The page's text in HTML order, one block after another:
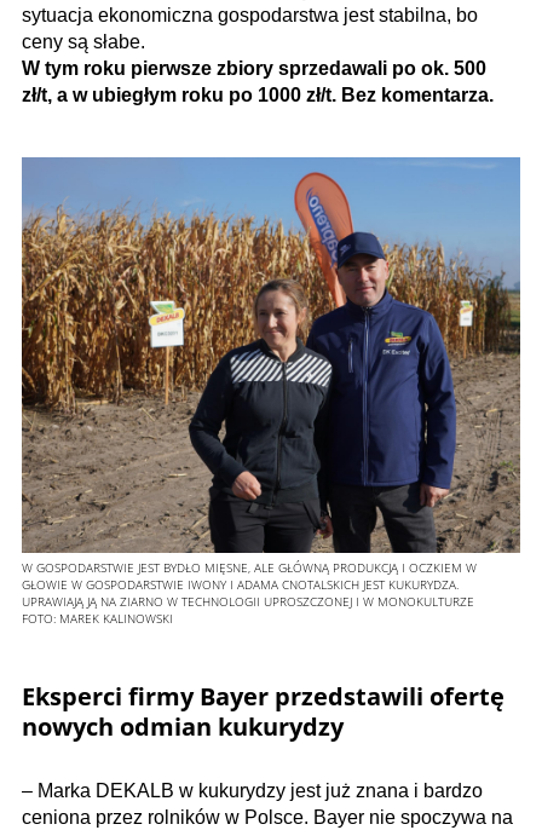
sytuacja ekonomiczna gospodarstwa jest stabilna, bo
ceny są słabe.
W tym roku pierwsze zbiory sprzedawali po ok. 500
zł/t, a w ubiegłym roku po 1000 zł/t. Bez komentarza.
W GOSPODARSTWIE JEST BYDŁO MIĘSNE, ALE GŁÓWNĄ PRODUKCJĄ I OCZKIEM W
GŁOWIE W GOSPODARSTWIE IWONY I ADAMA CNOTALSKICH JEST KUKURYDZA.
UPRAWIAJĄ JĄ NA ZIARNO W TECHNOLOGII UPROSZCZONEJ I W MONOKULTURZE
FOTO: MAREK KALINOWSKI
Eksperci firmy Bayer przedstawili ofertę
nowych odmian kukurydzy
– Marka DEKALB w kukurydzy jest już znana i bardzo
ceniona przez rolników w Polsce. Bayer nie spoczywa na